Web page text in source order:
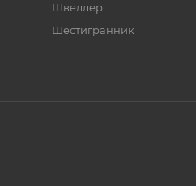
Швеллер
Шестигранник